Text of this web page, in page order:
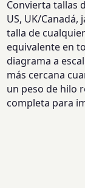
Convierta tallas
US, UK/
talla de
equivalente en
diagrama a
más cercana
un peso de hilo
completa para